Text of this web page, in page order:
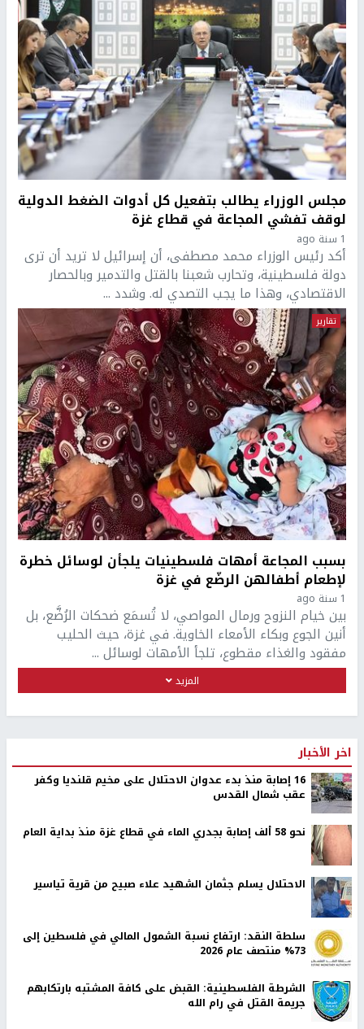
مجلس الوزراء يطالب بتفعيل كل أدوات الضغط الدولية
لوقف تفشي المجاعة في قطاع غزة
1 سنة ago
أكد رئيس الوزراء محمد مصطفى، أن إسرائيل لا تريد أن ترى
دولة فلسطينية، وتحارب شعبنا بالقتل والتدمير وبالحصار
الاقتصادي، وهذا ما يجب التصدي له. وشدد ...
تقارير
بسبب المجاعة أمهات فلسطينيات يلجأن لوسائل خطرة
لإطعام أطفالهن الرضّع في غزة
1 سنة ago
بين خيام النزوح ورمال المواصي، لا تُسمَع ضحكات الرُضَّع، بل
أنين الجوع وبكاء الأمعاء الخاوية. في غزة، حيث الحليب
مفقود والغذاء مقطوع، تلجأ الأمهات لوسائل ...
المزيد
اخر الأخبار
16 إصابة منذ بدء عدوان الاحتلال على مخيم قلنديا وكفر
عقب شمال القدس
نحو 58 ألف إصابة بجدري الماء في قطاع غزة منذ بداية العام
الاحتلال يسلم جثمان الشهيد علاء صبيح من قرية تياسير
سلطة النقد: ارتفاع نسبة الشمول المالي في فلسطين إلى
73% منتصف عام 2026
الشرطة الفلسطينية: القبض على كافة المشتبه بارتكابهم
جريمة القتل في رام الله